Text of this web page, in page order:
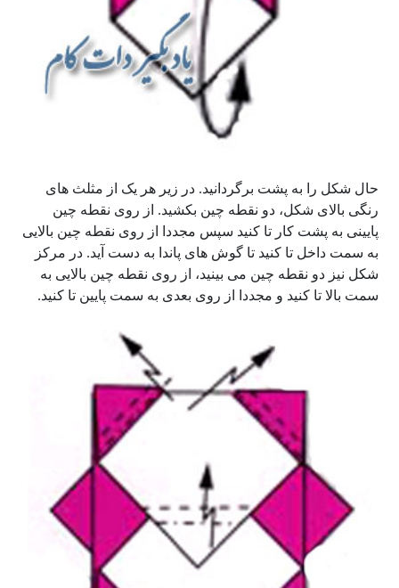
حال شکل را به پشت برگردانید. در زیر هر یک از مثلث های
رنگی بالای شکل، دو نقطه چین بکشید. از روی نقطه چین
پایینی به پشت کار تا کنید سپس مجددا از روی نقطه چین بالایی
به سمت داخل تا کنید تا گوش های پاندا به دست آید. در مرکز
شکل نیز دو نقطه چین می بینید، از روی نقطه چین بالایی به
سمت بالا تا کنید و مجددا از روی بعدی به سمت پایین تا کنید.